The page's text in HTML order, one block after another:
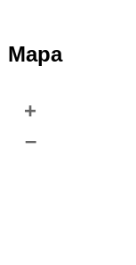
Mapa
+
–